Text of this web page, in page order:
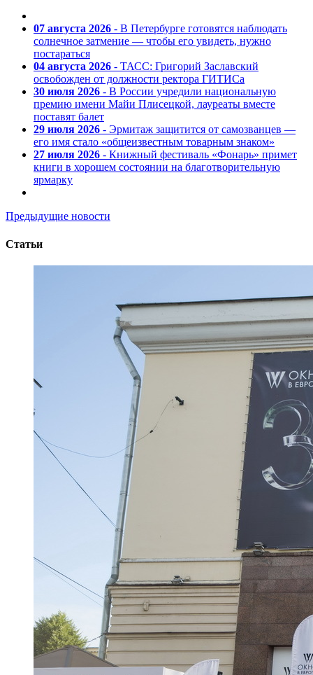
07 августа 2026 - В Петербурге готовятся наблюдать
солнечное затмение — чтобы его увидеть, нужно
постараться
04 августа 2026 - ТАСС: Григорий Заславский
освобожден от должности ректора ГИТИСа
30 июля 2026 - В России учредили национальную
премию имени Майи Плисецкой, лауреаты вместе
поставят балет
29 июля 2026 - Эрмитаж защитится от самозванцев —
его имя стало «общеизвестным товарным знаком»
27 июля 2026 - Книжный фестиваль «Фонарь» примет
книги в хорошем состоянии на благотворительную
ярмарку
Предыдущие новости
Статьи